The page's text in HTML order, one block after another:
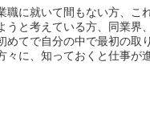
職に就いて間もない方、こ
うと考えている方、同業界
めてで自分の中で最初の取
々に、知っておくと仕事が